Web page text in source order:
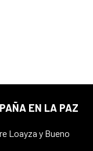
EN LA PAZ
Loayza y Bueno